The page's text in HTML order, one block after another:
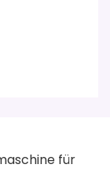
für